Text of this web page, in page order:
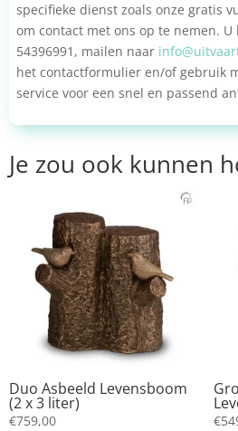
specifieke dienst zoals onze gratis
om contact met ons op te nemen.
54396991, mailen naar
het contactformulier en/of gebruik
service voor een snel en passend
Je zou ook kunnen
Duo Asbeeld Levensboom
(2 x 3 liter)
€759,00 €